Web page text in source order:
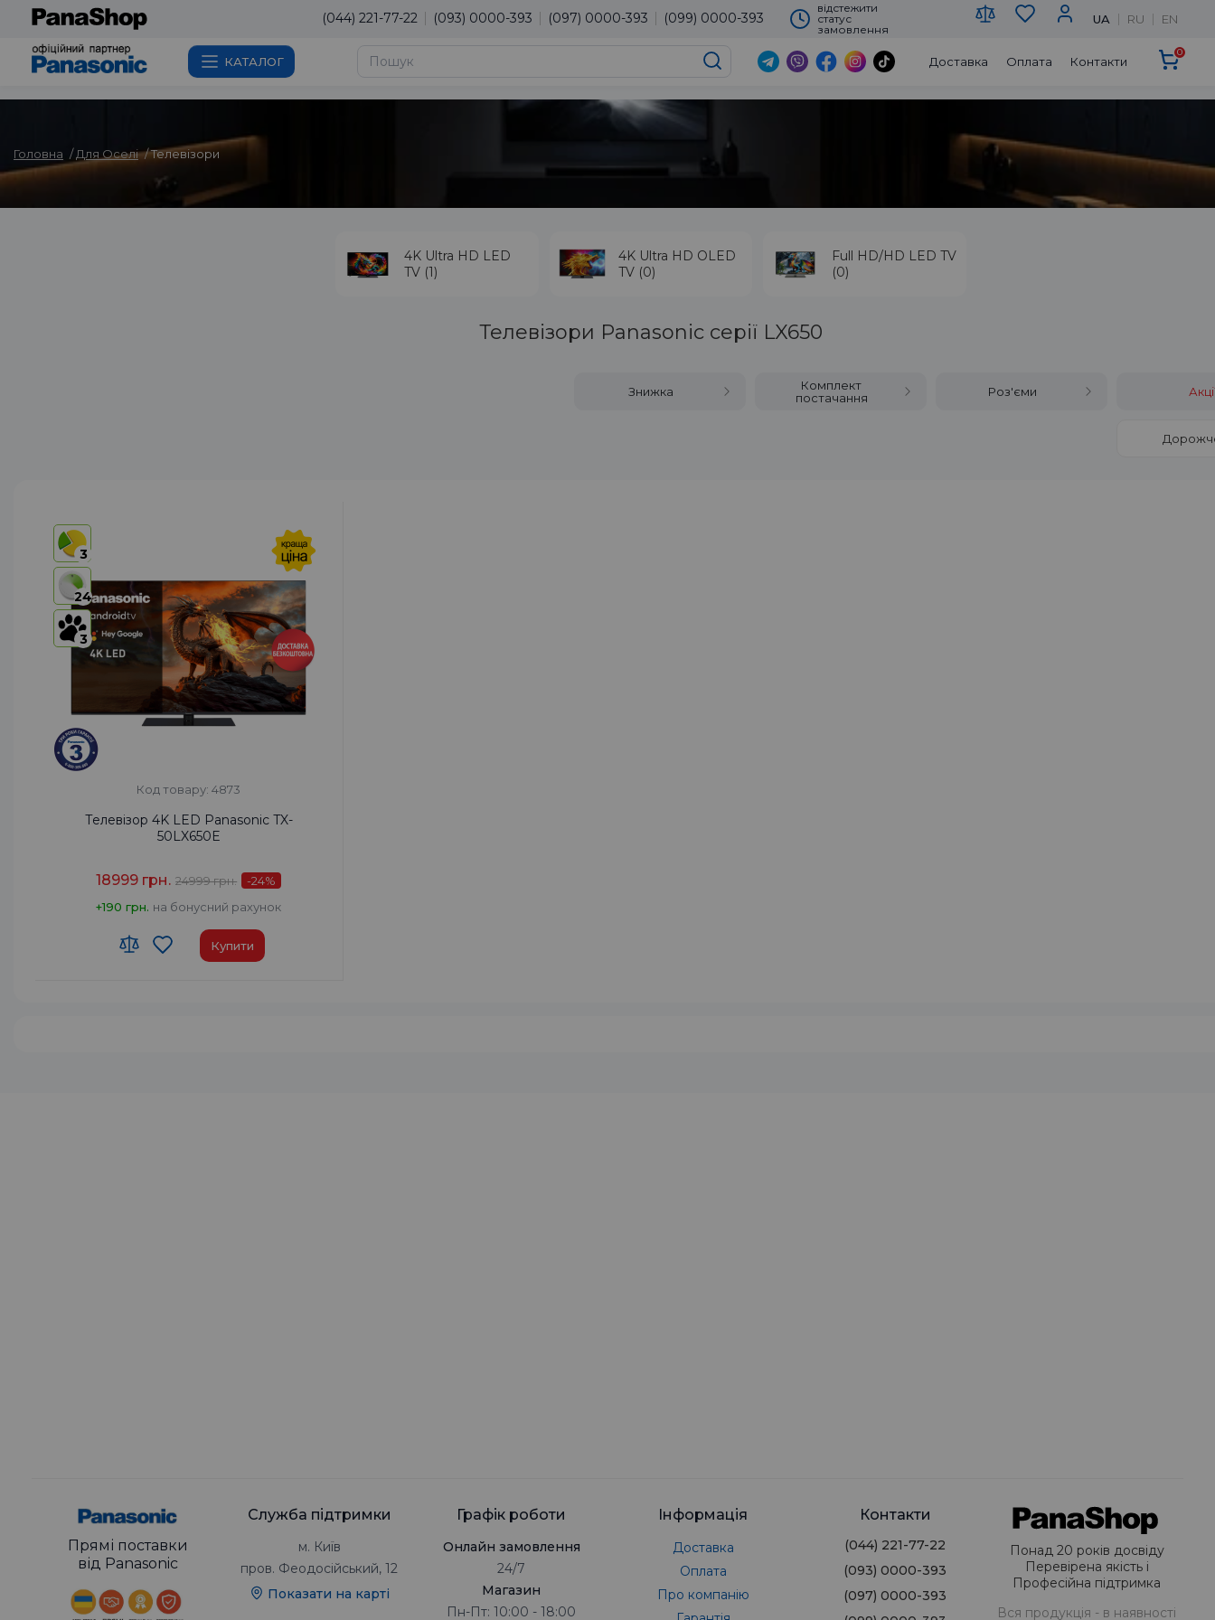
(044) 221-77-22 (093) 0000-393 (097) 0000-393 (099) 0000-393
відстежити
статус
замовлення
UA RU EN
КАТАЛОГ Доставка Оплата Контакти
0
Головна Для Оселі Телевізори
4K Ultra HD LED
TV (1)
4K Ultra HD OLED
TV (0)
Full HD/HD LED TV
(0)
Телевізори Panasonic серії LX650
Знижка
Комплект
постачання
Роз'єми
3
24
3
Код товару: 4873
Телевізор 4K LED Panasonic TX-
50LX650E
18999 грн. 24999 грн. -24%
+190 грн. на бонусний рахунок
Купити
Прямі поставки
від Panasonic
Служба підтримки
м. Київ
пров. Феодосійський, 12
Показати на карті
Графік роботи
Онлайн замовлення
24/7
Магазин
Пн-Пт: 10:00 - 18:00
Інформація
Доставка
Оплата
Про компанію
Контакти
(044) 221-77-22
(093) 0000-393
(097) 0000-393
Понад 20 років досвіду
Перевірена якість і
Професійна підтримка
Вся продукція - в наявності